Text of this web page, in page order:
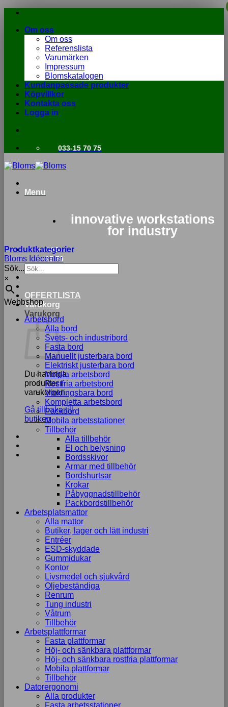
Skip
contentOm oss
Om oss
Referenslista
Varumärken
Impressum
Blomskatalogen
Kundanpassade produkter
Köpvillkor
Kontakta oss
Logga in
033-15 70 75
Menu
innovative workstations
for industry
033-
15 70
OFFERTLISTA
Varukorg
Varukorg
Du har inga
produkter i
varukorgen.
Gå tillbaka till
butiken
Produktkategorier
Bloms Idécenter
Sök...
×
Webbshop
Arbetsbord
Alla bord
Svets- och industribord
Fasta bord
Manuellt justerbara bord
Elektriskt justerbara bord
Mobila arbetsbord
Rostfria arbetsbord
Vinklingsbara bord
Kompletta arbetsbord
Packbord
Mobila arbetsstationer
Tillbehör
Alla tillbehör
El och belysning
Bordsskivor
Armar med tillbehör
Bordshurtsar
Krokar
Påbyggnadstillbehör
Packbordstillbehör
Arbetsplatsmattor
Alla mattor
Butiker, lager och lätt industri
Entréer
ESD-skyddade
Gummidukar
Kontor
Livsmedel och sjukvård
Oljebeständiga
Renrum
Tung industri
Våtrum
Tillbehör
Arbetsplattformar
Fasta plattformar
Höj- och sänkbara plattformar
Höj- och sänkbara rostfria plattformar
Mobila plattformar
Tillbehör
Datorergonomi
Alla produkter
Fasta arbetsstationer
Nödvändiga
Dessa kakor
går inte att
välja bort. De
behövs för att
hemsidan
över huvud
taget ska
fungera.
Statistik
För att vi ska
kunna
förbättra
hemsidans
funktionalitet
och
uppbyggnad,
Upplevelse
För att vår
hemsida ska
prestera så
under ditt
besök. Om
du nekar de
här kakorna
kommer viss
funktionalitet
att försvinna
hemsidan.
Marknadsföring